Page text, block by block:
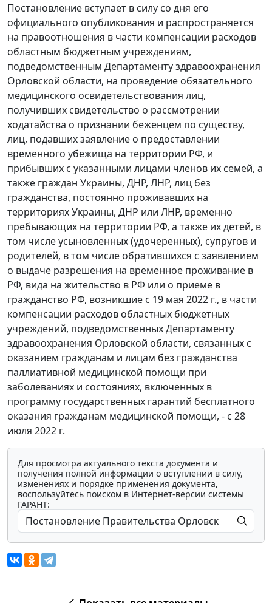
Постановление вступает в силу со дня его
официального опубликования и распространяется
на правоотношения в части компенсации расходов
областным бюджетным учреждениям,
подведомственным Департаменту здравоохранения
Орловской области, на проведение обязательного
медицинского освидетельствования лиц,
получивших свидетельство о рассмотрении
ходатайства о признании беженцем по существу,
лиц, подавших заявление о предоставлении
временного убежища на территории РФ, и
прибывших с указанными лицами членов их семей, а
также граждан Украины, ДНР, ЛНР, лиц без
гражданства, постоянно проживавших на
территориях Украины, ДНР или ЛНР, временно
пребывающих на территории РФ, а также их детей, в
том числе усыновленных (удочеренных), супругов и
родителей, в том числе обратившихся с заявлением
о выдаче разрешения на временное проживание в
РФ, вида на жительство в РФ или о приеме в
гражданство РФ, возникшие с 19 мая 2022 г., в части
компенсации расходов областных бюджетных
учреждений, подведомственных Департаменту
здравоохранения Орловской области, связанных с
оказанием гражданам и лицам без гражданства
паллиативной медицинской помощи при
заболеваниях и состояниях, включенных в
программу государственных гарантий бесплатного
оказания гражданам медицинской помощи, - с 28
июля 2022 г.
Для просмотра актуального текста документа и
получения полной информации о вступлении в силу,
изменениях и порядке применения документа,
воспользуйтесь поиском в Интернет-версии системы
ГАРАНТ: